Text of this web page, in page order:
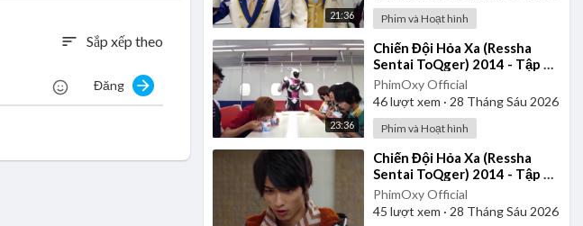
21:36 Phim và Hoạt hình
23:36
⁣Chiến Đội Hỏa Xa (Ressha
Sentai ToQger) 2014 - Tập 21
| Thuyết Minh
PhimOxy Official
46lượt xem · 28 Tháng Sáu 2026
Phim và Hoạt hình
⁣Chiến Đội Hỏa Xa (Ressha
Sentai ToQger) 2014 - Tập 36
| Thuyết Minh
PhimOxy Official
45 lượt xem · 28 Tháng Sáu 2026
sort Sắp xếp theo
Đăng